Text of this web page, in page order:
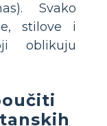
Svako
stilove i
oblikuju